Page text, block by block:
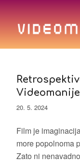
Videomanije
20. 5. 2024
Film je
more popolnoma
Zato ni